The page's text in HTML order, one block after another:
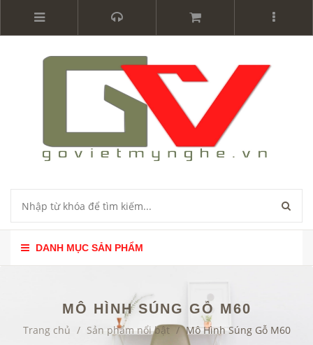
DANH MỤC SẢN PHẨM
MÔ HÌNH SÚNG GỖ M60
Trang chủ / Sản phẩm nổi bật / Mô Hình Súng Gỗ M60